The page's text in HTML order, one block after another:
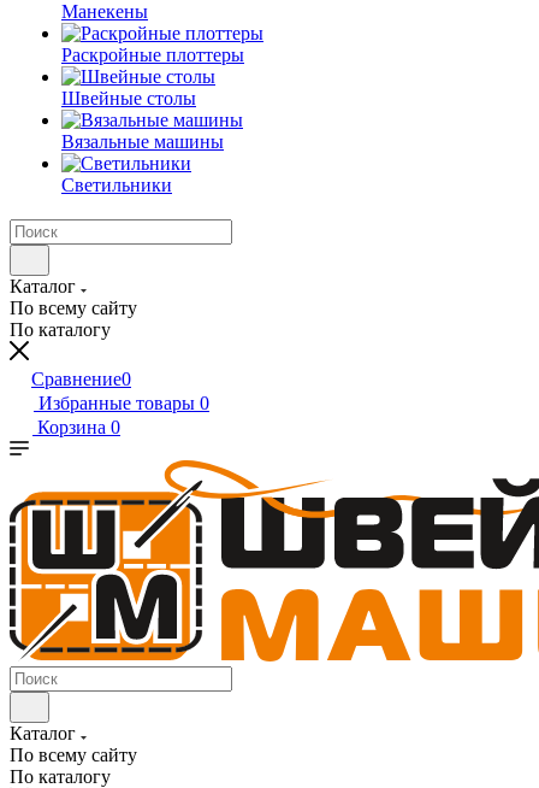
Манекены
Раскройные плоттеры
Швейные столы
Вязальные машины
Светильники
Каталог
По всему сайту
По каталогу
Сравнение0
Избранные товары 0
Корзина 0
Каталог
По всему сайту
По каталогу